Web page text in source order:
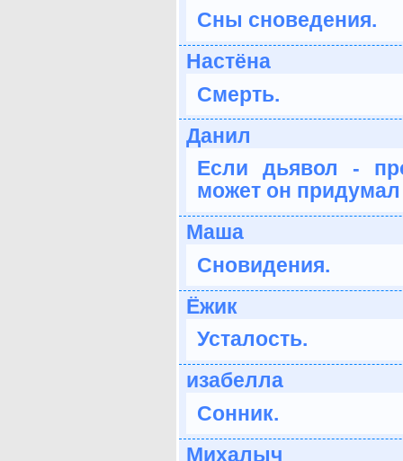
Сны сноведения.
Настёна
Смерть.
Данил
Если дьявол -
может он
Маша
Сновидения.
Ёжик
Усталость.
изабелла
Сонник.
Михалыч